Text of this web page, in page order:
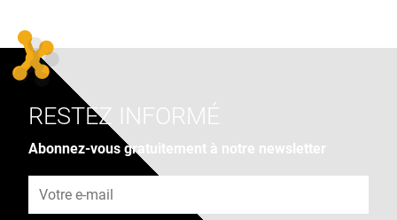
RESTEZ INFORMÉ
Abonnez-vous gratuitement à notre newsletter